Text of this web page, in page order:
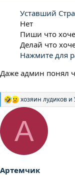
Уставший
Нет
Пиши что
Делай что
Нажмите для
Даже админ понял
Р
а
и
и
хозяин лудиков и
А
Артемчик